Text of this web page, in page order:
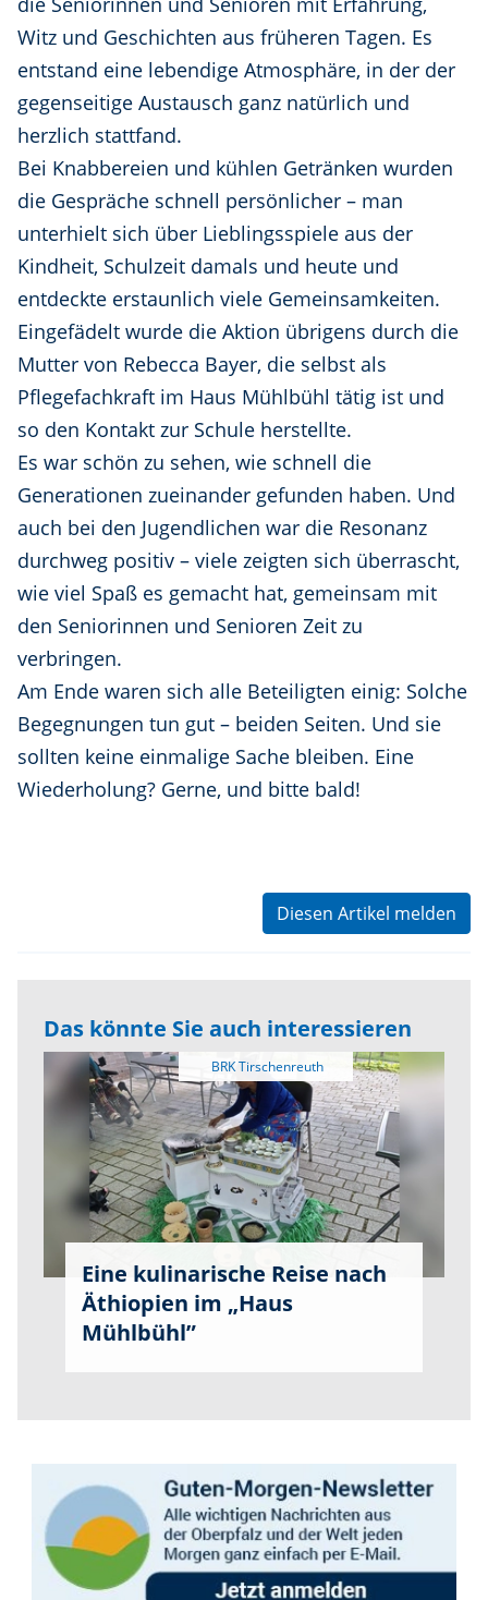
Witz und Geschichten aus früheren Tagen. Es
entstand eine lebendige Atmosphäre, in der der
gegenseitige Austausch ganz natürlich und
herzlich stattfand.
Bei Knabbereien und kühlen Getränken wurden
die Gespräche schnell persönlicher – man
unterhielt sich über Lieblingsspiele aus der
Kindheit, Schulzeit damals und heute und
entdeckte erstaunlich viele Gemeinsamkeiten.
Eingefädelt wurde die Aktion übrigens durch die
Mutter von Rebecca Bayer, die selbst als
Pflegefachkraft im Haus Mühlbühl tätig ist und
so den Kontakt zur Schule herstellte.
Es war schön zu sehen, wie schnell die
Generationen zueinander gefunden haben. Und
auch bei den Jugendlichen war die Resonanz
durchweg positiv – viele zeigten sich überrascht,
wie viel Spaß es gemacht hat, gemeinsam mit
den Seniorinnen und Senioren Zeit zu
verbringen.
Am Ende waren sich alle Beteiligten einig: Solche
Begegnungen tun gut – beiden Seiten. Und sie
sollten keine einmalige Sache bleiben. Eine
Wiederholung? Gerne, und bitte bald!
Diesen Artikel melden
Das könnte Sie auch interessieren
Eine kulinarische Reise nach
Äthiopien im „Haus
Mühlbühl”